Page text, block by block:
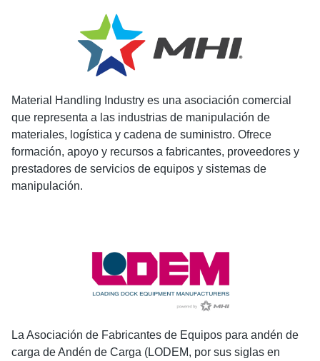
Material Handling Industry es una asociación comercial
que representa a las industrias de manipulación de
materiales, logística y cadena de suministro. Ofrece
formación, apoyo y recursos a fabricantes, proveedores y
prestadores de servicios de equipos y sistemas de
manipulación.
La Asociación de Fabricantes de Equipos para andén de
carga de Andén de Carga (LODEM, por sus siglas en